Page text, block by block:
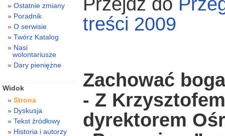
treści 2009
Zachować
- Z
dyrektorem
Ostatnie zmiany
Poradnik
O serwisie
Twórz Katalog
Nasi
wolontariusze
Dary pieniężne
Widok
Strona
Dyskusja
Tekst źródłowy
Historia i autorzy